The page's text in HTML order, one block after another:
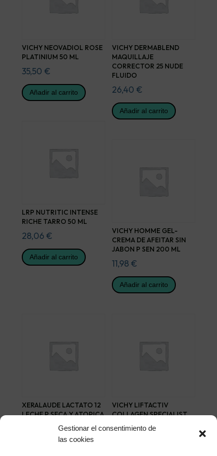
Gestionar el consentimiento de
las cookies
VICHY NEOVADIOL ROSE
PLATINIUM 50 ML
35,50 €
Añadir al carrito
VICHY DERMABLEND
MAQUILLAJE
CORRECTOR 25 NUDE
FLUIDO
26,40 €
Añadir al carrito
LRP NUTRITIC INTENSE
RICHE TARRO 50 ML
28,06 €
Añadir al carrito
VICHY HOMME GEL-
CREMA DE AFEITAR SIN
JABON P SEN 200 ML
11,98 €
Añadir al carrito
XERALAUDE LACTATO 12
LECHE P SECA Y ATOPICA
VICHY LIFTACTIV
COLLAGEN SPECIALIST
50 ML